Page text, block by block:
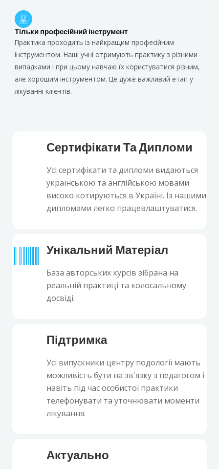
Тільки професійний інструмент
Практика проходить із найкращим професійним
інструментом. Наші учні отримують практику з різними
випадками і при цьому навчаю їх користуватися різним,
але хорошим інструментом. Це дуже важливий етап у
лікуванні клієнтів.
Сертифікати Та Дипломи
Усі сертифікати та дипломи видаються
українською та англійською мовами
високо котируються в Україні. Із нашими
дипломами легко працевлаштуватися.
Унікальний Матеріал
База авторських курсів зібрана на
реальній практиці та колосальному
досвіді.
Підтримка
Усі випускники центру подології мають
можливість бути на зв'язку з педагогом і
навіть під час особистої практики
телефонувати та уточнювати моменти
лікування.
Актуально